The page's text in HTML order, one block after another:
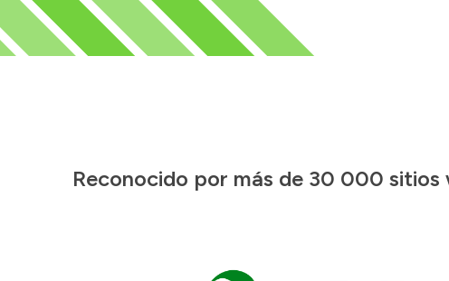
Reconocido por más de 30 000 sitios